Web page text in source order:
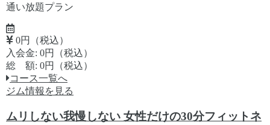
通い放題プラン
0円（税込）
入会金: 0円（税込）
総 額: 0円（税込）
コース一覧へ
ジム情報を見る
ムリしない我慢しない 女性だけの30分フィットネ